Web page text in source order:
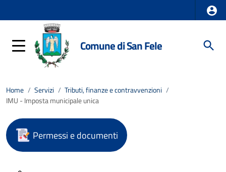
Comune di San Fele
Home / Servizi / Tributi, finanze e contravvenzioni /
IMU - Imposta municipale unica
Permessi e documenti